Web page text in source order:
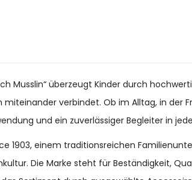
Musslin“ überzeugt Kinder durch
verbindet. Ob im Alltag, in der
und ein zuverlässiger Begleiter in
1903, einem traditionsreichen
Die Marke steht für Beständigkeit,